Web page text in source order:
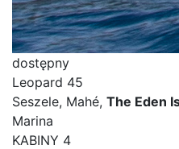
dostępny
Leopard 45
Seszele, Mahé, The Eden
Marina
KABINY 4